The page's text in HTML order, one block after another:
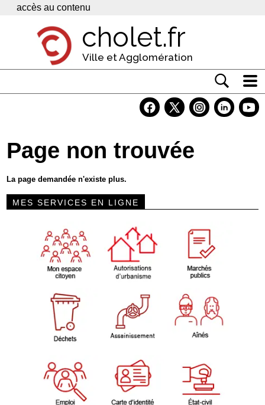
Panneau de gestion des cookies
accès au contenu
cholet.fr
Ville et Agglomération
Economie
Services
Contacts
Page non trouvée
La page demandée n'existe plus.
MES SERVICES EN LIGNE